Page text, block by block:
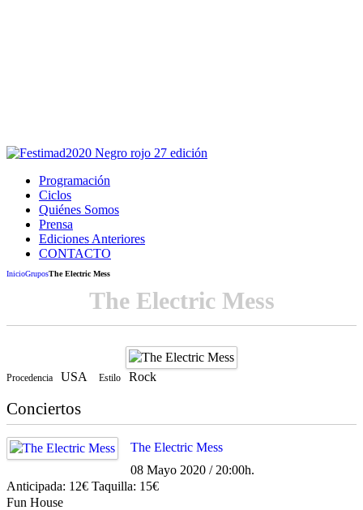
Programación
Ciclos
Quiénes Somos
Prensa
Ediciones Anteriores
CONTACTO
InicioGruposThe Electric Mess
The Electric Mess
Procedencia USA Estilo Rock
Conciertos
The Electric Mess
08 Mayo 2020 / 20:00h.
Anticipada: 12€ Taquilla: 15€
Fun House